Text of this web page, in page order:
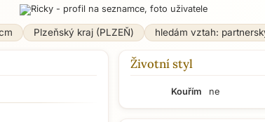
Plzeňský kraj (PLZEŇ) hledám vztah:
Životní styl
Kouřím ne